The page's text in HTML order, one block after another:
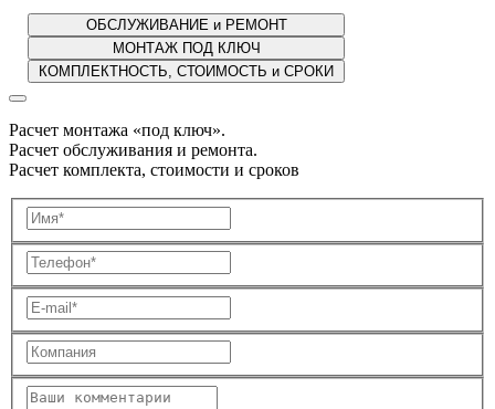
Расчет монтажа «под ключ».
Расчет обслуживания и ремонта.
Расчет комплекта, стоимости и сроков